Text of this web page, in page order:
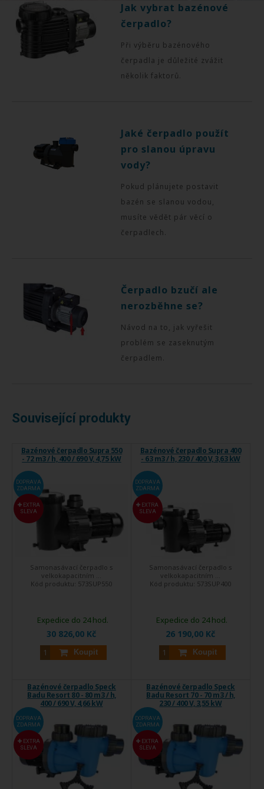
Jak vybrat bazénové
čerpadlo?
Při výběru bazénového
čerpadla je důležité zvážit
několik faktorů.
Jaké čerpadlo použít
pro slanou úpravu
vody?
Pokud plánujete postavit
bazén se slanou vodou,
musíte vědět pár věcí o
čerpadlech.
Čerpadlo bzučí ale
nerozběhne se?
Návod na to, jak vyřešit
problém se zaseknutým
čerpadlem.
Související produkty
Bazénové čerpadlo Supra 550
- 72 m3 / h, 400 / 690 V, 4,75 kW
DOPRAVA
ZDARMA
EXTRA
SLEVA
Samonasávací čerpadlo s
velkokapacitním ...
Kód produktu: 573SUP550
30 826,00 Kč
Koupit
Expedice do 24 hod.
Bazénové čerpadlo Supra 400
- 63 m3 / h, 230 / 400 V, 3,63 kW
DOPRAVA
ZDARMA
EXTRA
SLEVA
Samonasávací čerpadlo s
velkokapacitním ...
Kód produktu: 573SUP400
26 190,00 Kč
Koupit
Expedice do 24 hod.
Bazénové čerpadlo Speck
Badu Resort 80 - 80 m3 / h,
400 / 690 V, 4,66 kW
DOPRAVA
ZDARMA
EXTRA
SLEVA
Bazénové čerpadlo Speck
Badu Resort 70 - 70 m3 / h,
230 / 400 V, 3,55 kW
DOPRAVA
ZDARMA
EXTRA
SLEVA